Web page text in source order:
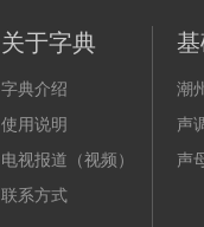
关于字典
字典介绍
使用说明
电视报道（视频）
联系方式
潮
声
声